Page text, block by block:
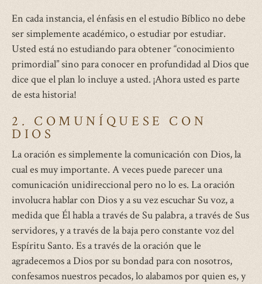
En cada instancia, el énfasis en el estudio Bíblico no debe
ser simplemente académico, o estudiar por estudiar.
Usted está no estudiando para obtener “conocimiento
primordial” sino para conocer en profundidad al Dios que
dice que el plan lo incluye a usted. ¡Ahora usted es parte
de esta historia!
2. COMUNÍQUESE CON
DIOS
La oración es simplemente la comunicación con Dios, la
cual es muy importante. A veces puede parecer una
comunicación unidireccional pero no lo es. La oración
involucra hablar con Dios y a su vez escuchar Su voz, a
medida que Él habla a través de Su palabra, a través de Sus
servidores, y a través de la baja pero constante voz del
Espíritu Santo. Es a través de la oración que le
agradecemos a Dios por su bondad para con nosotros,
confesamos nuestros pecados, lo alabamos por quien es, y